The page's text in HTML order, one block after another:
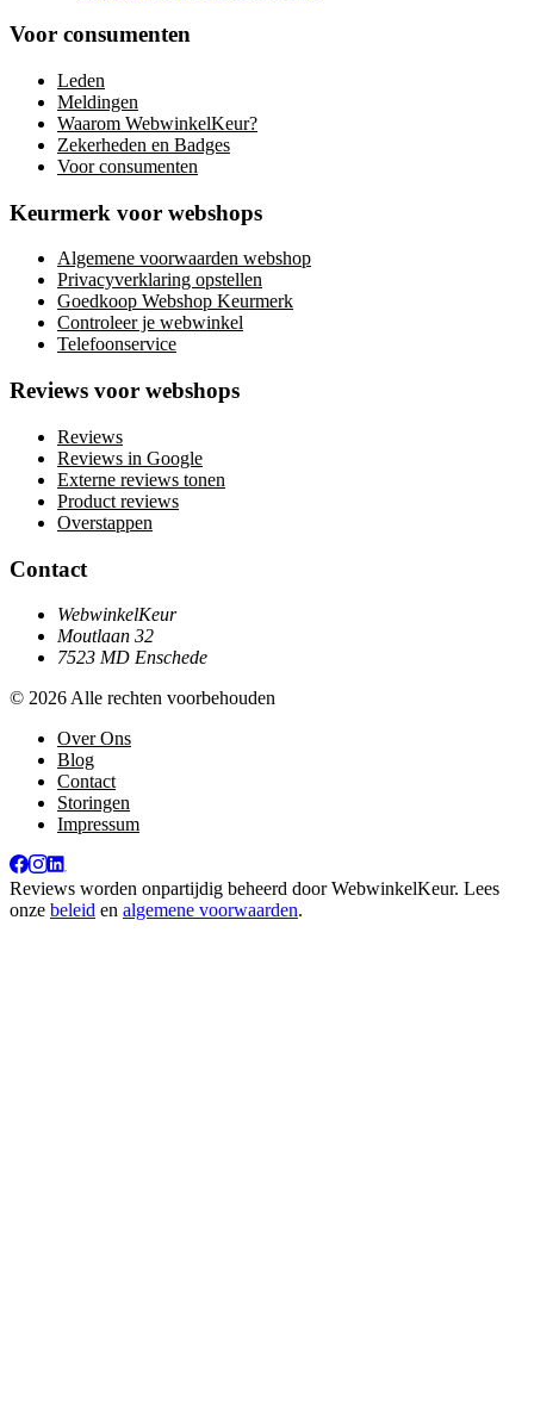
Voor consumenten
Leden
Meldingen
Waarom WebwinkelKeur?
Zekerheden en Badges
Voor consumenten
Keurmerk voor webshops
Algemene voorwaarden webshop
Privacyverklaring opstellen
Goedkoop Webshop Keurmerk
Controleer je webwinkel
Telefoonservice
Reviews voor webshops
Reviews
Reviews in Google
Externe reviews tonen
Product reviews
Overstappen
Contact
WebwinkelKeur
Moutlaan 32
7523 MD Enschede
© 2026 Alle rechten voorbehouden
Over Ons
Blog
Contact
Storingen
Impressum
Reviews worden onpartijdig beheerd doorWebwinkelKeur. Lees
onze beleid en algemene voorwaarden.